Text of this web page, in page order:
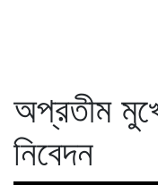
অপ্রতীম
নিবেদন